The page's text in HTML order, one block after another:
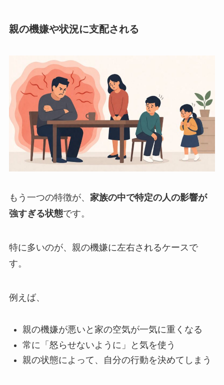
親の機嫌や状況に支配される
もう一つの特徴が、 家族の中で特定の人の影響が
強すぎる状態です。
特に多いのが、親の機嫌に左右されるケースで
す。
例えば、
親の機嫌が悪いと家の空気が一気に重くなる
常に「怒らせないように」と気を使う
親の状態によって、自分の行動を決めてしまう